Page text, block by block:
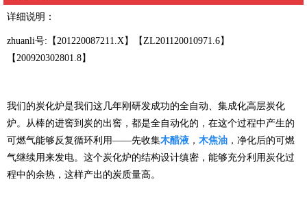
详细说明：
zhuanli号:【201220087211.X】【ZL201120010971.6】
【200920302801.8】
我们的炭化炉是我们这几年刚研发成功的全自动、集成化高层炭化
炉。从棒的进窖到炭的出窖，都是全自动化的，在这个过程中产生的
可燃气能够反复循环利用——先收集木醋液 ， 木焦油 ，净化后的可燃
气继续用来发电。这个炭化炉的结构设计缜密，能够充分利用炭化过
程中的余热，这样产出的炭质量高。